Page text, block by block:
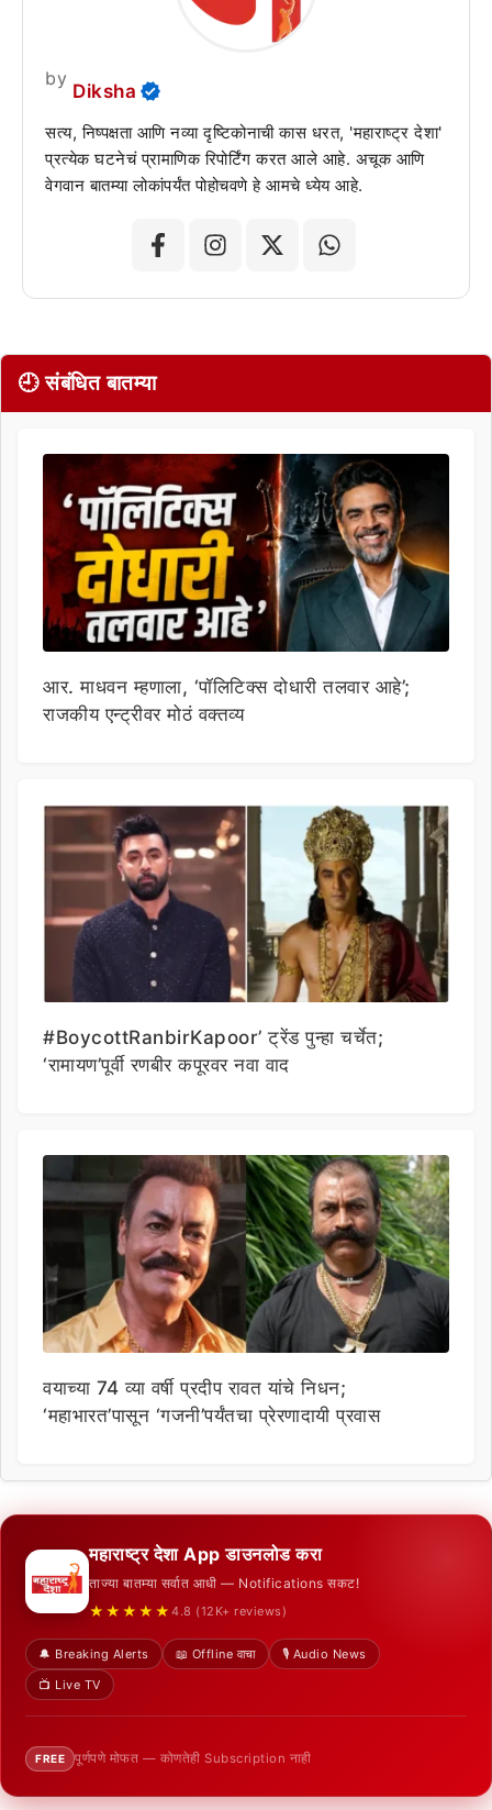
by
Diksha
सत्य, निष्पक्षता आणि नव्या दृष्टिकोनाची कास धरत, 'महाराष्ट्र देशा'
प्रत्येक घटनेचं प्रामाणिक रिपोर्टिंग करत आले आहे. अचूक आणि
वेगवान बातम्या लोकांपर्यंत पोहोचवणे हे आमचे ध्येय आहे.
🕘 संबंधित बातम्या
आर. माधवन म्हणाला, ‘पॉलिटिक्स दोधारी तलवार आहे’;
राजकीय एन्ट्रीवर मोठं वक्तव्य
#BoycottRanbirKapoor’ ट्रेंड पुन्हा चर्चेत;
‘रामायण’पूर्वी रणबीर कपूरवर नवा वाद
वयाच्या 74 व्या वर्षी प्रदीप रावत यांचे निधन;
‘महाभारत’पासून ‘गजनी’पर्यंतचा प्रेरणादायी प्रवास
महाराष्ट्र देशा App डाउनलोड करा
ताज्या बातम्या सर्वात आधी — Notifications सकट!
★★★★★ 4.8 (12K+ reviews)
🔔 Breaking Alerts 📖 Offline वाचा
🎙️ Audio News
📺 Live TV
FREE पूर्णपणे मोफत — कोणतेही Subscription नाही